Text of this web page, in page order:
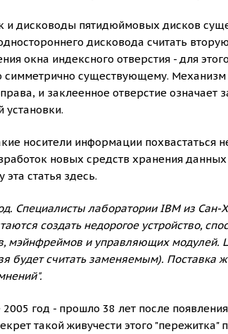
и дисководы пятидюймовых дисков
дисковода считать
окна индексного отверстия - для
симметрично существующему.
и заклеенное отверстие
установки.
носители информации похвастаться
новых средств хранения
эта статья здесь.
Специалисты лаборатории IBM из
создать недорогое устройство,
мэйнфреймов и управляющих модулей.
будет считать заменяемым).
год - прошло 38 лет после
такой живучести этого